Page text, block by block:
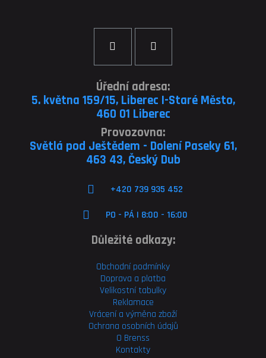
Úřední adresa:
5. května 159/15, Liberec I-Staré Město,
460 01 Liberec
Provozovna:
Světlá pod Ještědem - Dolení Paseky 61,
463 43, Český Dub
+420 739 935 452
PO - PÁ | 8:00 - 16:00
Důležité odkazy:
Obchodní podmínky
Doprava a platba
Velikostní tabulky
Reklamace
Vrácení a výměna zboží
Ochrana osobních údajů
O Brenss
Kontakty